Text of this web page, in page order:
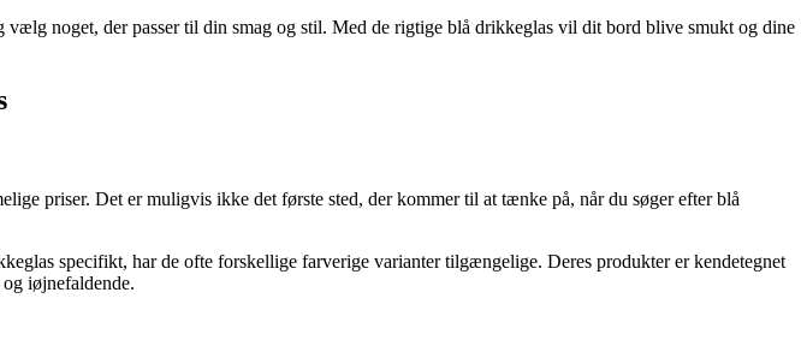
noget, der passer til din smag og stil. Med de rigtige blå drikkeglas vil dit bord blive smukt og dine
priser. Det er muligvis ikke det første sted, der kommer til at tænke på, når du søger efter blå
specifikt, har de ofte forskellige farverige varianter tilgængelige. Deres produkter er kendetegnet
iøjnefaldende.